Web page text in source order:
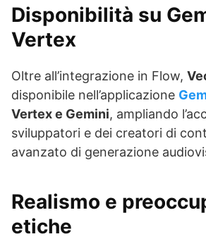
Disponibilità su
Vertex
Oltre all’integrazione in Flow,
disponibile nell’applicazione
Vertex e Gemini, ampliando
sviluppatori e dei creatori di
avanzato di generazione
Realismo e
etiche